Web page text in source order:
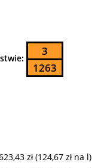
3
1263
zł (124,67 zł na l)